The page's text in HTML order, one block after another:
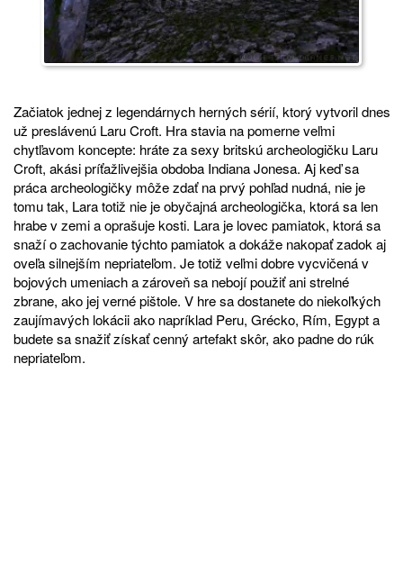
Začiatok jednej z legendárnych herných sérií, ktorý vytvoril dnes
už preslávenú Laru Croft. Hra stavia na pomerne veľmi
chytľavom koncepte: hráte za sexy britskú archeologičku Laru
Croft, akási príťažlivejšia obdoba Indiana Jonesa. Aj keď sa
práca archeologičky môže zdať na prvý pohľad nudná, nie je
tomu tak, Lara totiž nie je obyčajná archeologička, ktorá sa len
hrabe v zemi a oprašuje kosti. Lara je lovec pamiatok, ktorá sa
snaží o zachovanie týchto pamiatok a dokáže nakopať zadok aj
oveľa silnejším nepriateľom. Je totiž veľmi dobre vycvičená v
bojových umeniach a zároveň sa nebojí použiť ani strelné
zbrane, ako jej verné pištole. V hre sa dostanete do niekoľkých
zaujímavých lokácii ako napríklad Peru, Grécko, Rím, Egypt a
budete sa snažiť získať cenný artefakt skôr, ako padne do rúk
nepriateľom.